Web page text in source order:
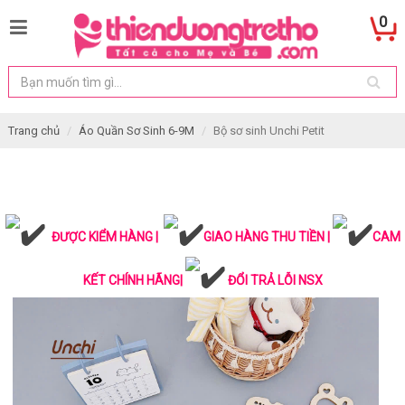
0
Trang chủ Áo Quần Sơ Sinh 6-9M Bộ sơ sinh Unchi Petit
ĐƯỢC KIỂM HÀNG | GIAO HÀNG THU TIỀN | CAM
KẾT CHÍNH HÃNG| ĐỔI TRẢ LỖI NSX